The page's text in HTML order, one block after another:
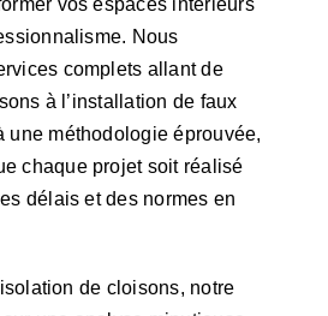
Nous
complets allant de
à l’installation de faux
une méthodologie éprouvée,
chaque projet soit réalisé
délais et des normes en
de cloisons, notre